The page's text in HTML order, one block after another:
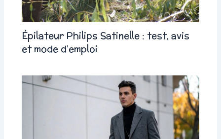
Épilateur Philips Satinelle : test, avis
et mode d’emploi